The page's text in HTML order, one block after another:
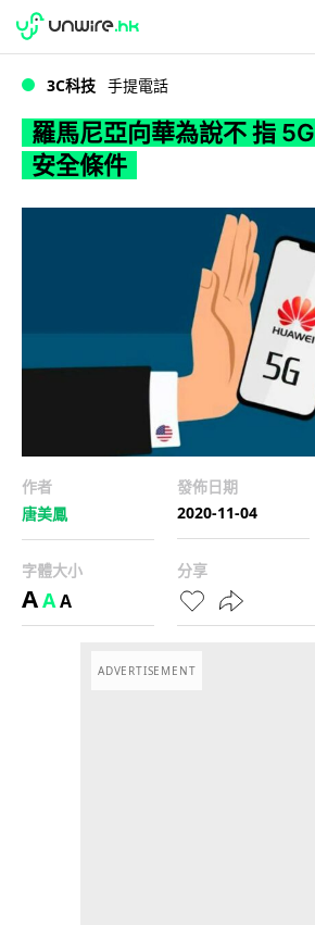
WWDC 2026
3C科技 手提電話
羅馬尼亞向華為說不 指
安全條件
作者
唐美鳳
發佈日期
2020-11-04
字體大小
AAA
分享
ADVERTISEMENT